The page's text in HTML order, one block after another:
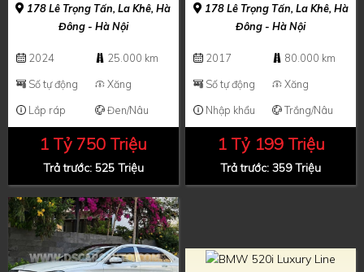
178 Lê Trọng Tấn, La Khê, Hà
Đông - Hà Nội
2024
25.000 km
Số tự động
Xăng
Lắp ráp
Đen/Nâu
1 Tỷ 750 Triệu
Trả trước: 525 Triệu
178 Lê Trọng Tấn, La Khê, Hà
Đông - Hà Nội
2017
80.000 km
Số tự động
Xăng
Nhập khẩu
Trắng/Nâu
1 Tỷ 199 Triệu
Trả trước: 359 Triệu